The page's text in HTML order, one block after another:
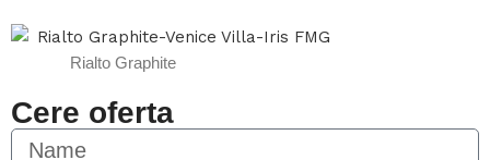
Rialto Graphite
Cere oferta